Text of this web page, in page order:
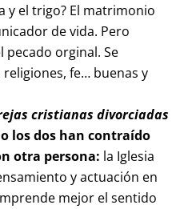
y el trigo? El matrimonio
de vida. Pero
orginal. Se
fe… buenas y
cristianas divorciadas
los dos han contraído
otra persona: la Iglesia
y actuación en
mejor el sentido